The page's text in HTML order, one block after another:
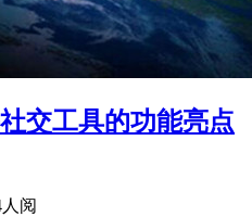
交工具的功能亮点
人阅